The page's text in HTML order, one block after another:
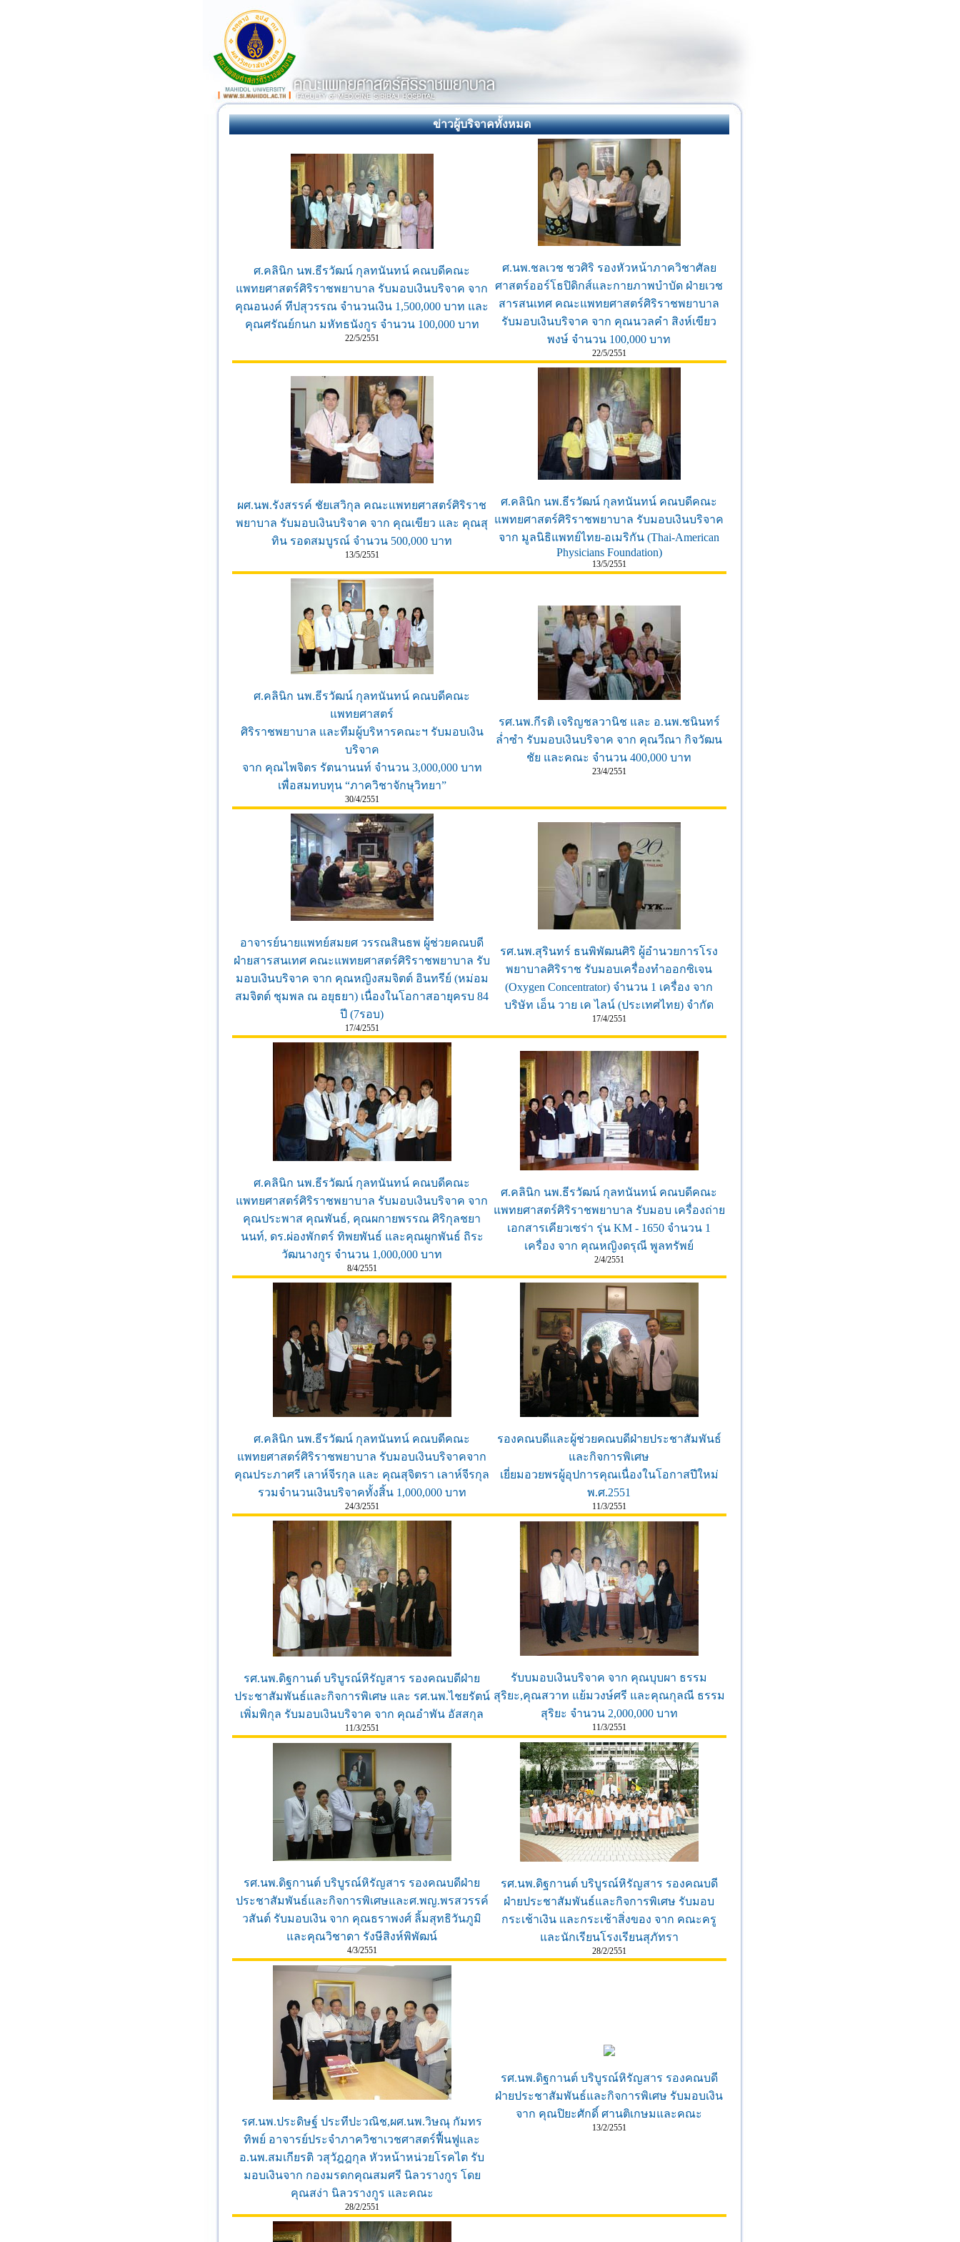
ข่าวผู้บริจาคทั้งหมด
ศ.คลินิก นพ.ธีรวัฒน์ กุลทนันทน์ คณบดีคณะ
แพทยศาสตร์ศิริราชพยาบาล รับมอบเงินบริจาค จาก
คุณอนงค์ ทีปสุวรรณ จำนวนเงิน 1,500,000 บาท และ
คุณศรัณย์กนก มหัทธนังกูร จำนวน 100,000 บาท
22/5/2551
ศ.นพ.ชลเวช ชวศิริ รองหัวหน้าภาควิชาศัลย
ศาสตร์ออร์โธปิดิกส์และกายภาพบำบัด ฝ่ายเวช
สารสนเทศ คณะแพทยศาสตร์ศิริราชพยาบาล
รับมอบเงินบริจาค จาก คุณนวลคำ สิงห์เขียว
พงษ์ จำนวน 100,000 บาท
22/5/2551
ผศ.นพ.รังสรรค์ ชัยเสวิกุล คณะแพทยศาสตร์ศิริราช
พยาบาล รับมอบเงินบริจาค จาก คุณเขียว และ คุณสุ
ทิน รอดสมบูรณ์ จำนวน 500,000 บาท
13/5/2551
ศ.คลินิก นพ.ธีรวัฒน์ กุลทนันทน์ คณบดีคณะ
แพทยศาสตร์ศิริราชพยาบาล รับมอบเงินบริจาค
จาก มูลนิธิแพทย์ไทย-อเมริกัน (Thai-American
Physicians Foundation)
13/5/2551
ศ.คลินิก นพ.ธีรวัฒน์ กุลทนันทน์ คณบดีคณะ
แพทยศาสตร์
ศิริราชพยาบาล และทีมผู้บริหารคณะฯ รับมอบเงิน
บริจาค
จาก คุณไพจิตร รัตนานนท์ จำนวน 3,000,000 บาท
เพื่อสมทบทุน “ภาควิชาจักษุวิทยา”
30/4/2551
รศ.นพ.กีรติ เจริญชลวานิช และ อ.นพ.ชนินทร์
ล่ำซำ รับมอบเงินบริจาค จาก คุณวีณา กิจวัฒน
ชัย และคณะ จำนวน 400,000 บาท
23/4/2551
อาจารย์นายแพทย์สมยศ วรรณสินธพ ผู้ช่วยคณบดี
ฝ่ายสารสนเทศ คณะแพทยศาสตร์ศิริราชพยาบาล รับ
มอบเงินบริจาค จาก คุณหญิงสมจิตต์ อินทรีย์ (หม่อม
สมจิตต์ ชุมพล ณ อยุธยา) เนื่องในโอกาสอายุครบ 84
ปี (7รอบ)
17/4/2551
รศ.นพ.สุรินทร์ ธนพิพัฒนศิริ ผู้อำนวยการโรง
พยาบาลศิริราช รับมอบเครื่องทำออกซิเจน
(Oxygen Concentrator) จำนวน 1 เครื่อง จาก
บริษัท เอ็น วาย เค ไลน์ (ประเทศไทย) จำกัด
17/4/2551
ศ.คลินิก นพ.ธีรวัฒน์ กุลทนันทน์ คณบดีคณะ
แพทยศาสตร์ศิริราชพยาบาล รับมอบเงินบริจาค จาก
คุณประพาส คุณพันธ์, คุณผกายพรรณ ศิริกุลชยา
นนท์, ดร.ผ่องพักตร์ ทิพยพันธ์ และคุณผูกพันธ์ ถิระ
วัฒนางกูร จำนวน 1,000,000 บาท
8/4/2551
ศ.คลินิก นพ.ธีรวัฒน์ กุลทนันทน์ คณบดีคณะ
แพทยศาสตร์ศิริราชพยาบาล รับมอบ เครื่องถ่าย
เอกสารเคียวเซร่า รุ่น KM - 1650 จำนวน 1
เครื่อง จาก คุณหญิงดรุณี พูลทรัพย์
2/4/2551
ศ.คลินิก นพ.ธีรวัฒน์ กุลทนันทน์ คณบดีคณะ
แพทยศาสตร์ศิริราชพยาบาล รับมอบเงินบริจาคจาก
คุณประภาศรี เลาห์จีรกุล และ คุณสุจิตรา เลาห์จีรกุล
รวมจำนวนเงินบริจาคทั้งสิ้น 1,000,000 บาท
24/3/2551
รองคณบดีและผู้ช่วยคณบดีฝ่ายประชาสัมพันธ์
และกิจการพิเศษ
เยี่ยมอวยพรผู้อุปการคุณเนื่องในโอกาสปีใหม่
พ.ศ.2551
11/3/2551
รศ.นพ.ดิฐกานต์ บริบูรณ์หิรัญสาร รองคณบดีฝ่าย
ประชาสัมพันธ์และกิจการพิเศษ และ รศ.นพ.ไชยรัตน์
เพิ่มพิกุล รับมอบเงินบริจาค จาก คุณอำพัน อัสสกุล
11/3/2551
รับบมอบเงินบริจาค จาก คุณบุบผา ธรรม
สุริยะ,คุณสวาท แย้มวงษ์ศรี และคุณกุลณี ธรรม
สุริยะ จำนวน 2,000,000 บาท
11/3/2551
รศ.นพ.ดิฐกานต์ บริบูรณ์หิรัญสาร รองคณบดีฝ่าย
ประชาสัมพันธ์และกิจการพิเศษและศ.พญ.พรสวรรค์
วสันต์ รับมอบเงิน จาก คุณธราพงศ์ ลิ้มสุทธิวันภูมิ
และคุณวิชาดา รังษีสิงห์พิพัฒน์
4/3/2551
รศ.นพ.ดิฐกานต์ บริบูรณ์หิรัญสาร รองคณบดี
ฝ่ายประชาสัมพันธ์และกิจการพิเศษ รับมอบ
กระเช้าเงิน และกระเช้าสิ่งของ จาก คณะครู
และนักเรียนโรงเรียนสุภัทรา
28/2/2551
รศ.นพ.ประดิษฐ์ ประทีปะวณิช,ผศ.นพ.วิษณุ กัมทร
ทิพย์ อาจารย์ประจำภาควิชาเวชศาสตร์ฟื้นฟูและ
อ.นพ.สมเกียรติ วสุวัฎฎกุล หัวหน้าหน่วยโรคไต รับ
มอบเงินจาก กองมรดกคุณสมศรี นิลวรางกูร โดย
คุณสง่า นิลวรางกูร และคณะ
28/2/2551
รศ.นพ.ดิฐกานต์ บริบูรณ์หิรัญสาร รองคณบดี
ฝ่ายประชาสัมพันธ์และกิจการพิเศษ รับมอบเงิน
จาก คุณปิยะศักดิ์ ศานติเกษมและคณะ
13/2/2551